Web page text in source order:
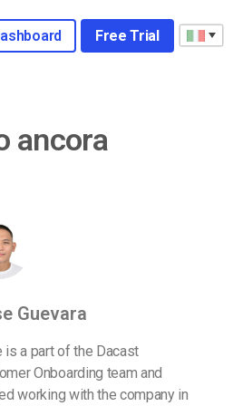
Free Trial
ancora
Guevara
is a part of the Dacast
Onboarding team and
working with the company in